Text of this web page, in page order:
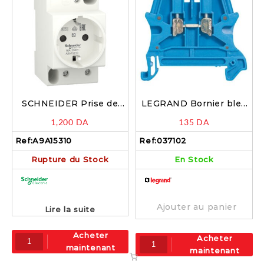
SCHNEIDER Prise de
2P+T standard allemand
250V – A9A15310
1,200 DA
Ref:A9A15310
Rupture du Stock
Lire la suite
Acheter
maintenant
LEGRAND Bornier bleu
135 DA
Ref:037102
En Stock
Ajouter au panier
Acheter
maintenant